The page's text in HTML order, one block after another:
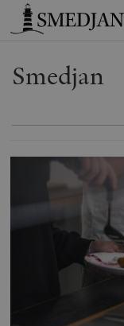
Timbro
Smedjan